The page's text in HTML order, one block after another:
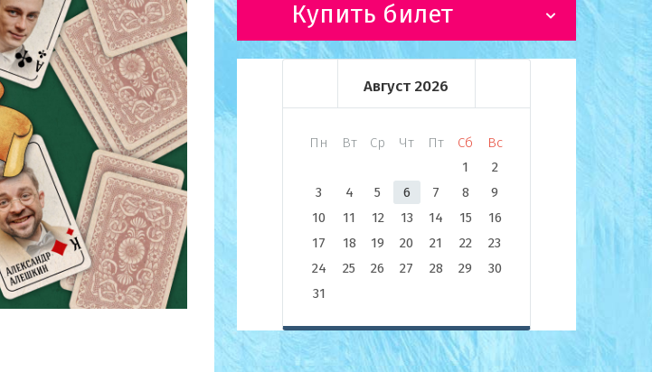
Купить билет
Август 2026
Пн Вт Ср Чт Пт Сб
Вс
1
2
3
4 5 6 7 8
9
10
11 12 13 14 15
16
17
18 19 20 21 22
23
24
25 26 27 28 29
30
31